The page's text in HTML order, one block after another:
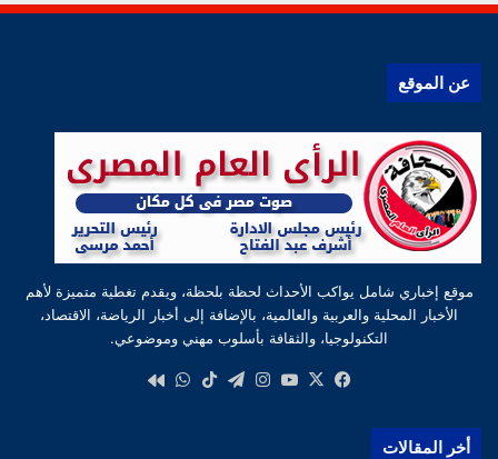
عن الموقع
موقع إخباري شامل يواكب الأحداث لحظة بلحظة، ويقدم تغطية متميزة لأهم
الأخبار المحلية والعربية والعالمية، بالإضافة إلى أخبار الرياضة، الاقتصاد،
التكنولوجيا، والثقافة بأسلوب مهني وموضوعي.
فيسبوك
‫X
‫YouTube
انستقرام
تيلقرام‫TikTokواتساب
أخر المقالات